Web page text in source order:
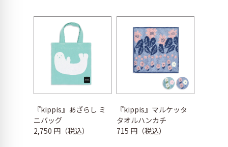
『kippis』あざらし ミ
ニバッグ
2,750 円（税込）
『kippis』マルケッタ
タオルハンカチ
715 円（税込）